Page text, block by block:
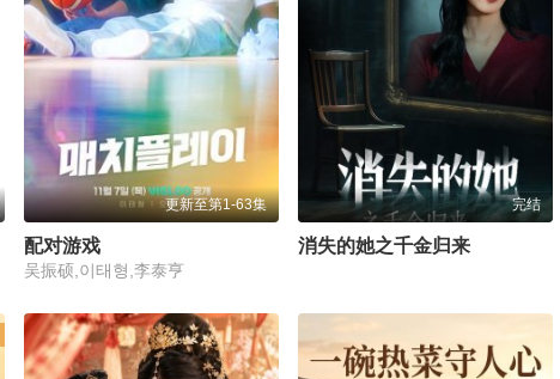
更新至第1-63集
配对游戏
吴振硕,이태형,李泰亨
完结
消失的她之千金归来